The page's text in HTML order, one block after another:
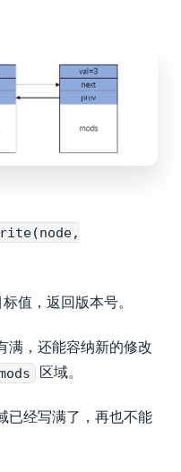
值，返回版本号。
满，还能容纳新的修改
区域。
已经写满了，再也不能